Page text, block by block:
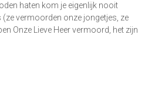
haten kom je eigenlijk nooit
vermoorden onze jongetjes, ze
Onze Lieve Heer vermoord, het zijn